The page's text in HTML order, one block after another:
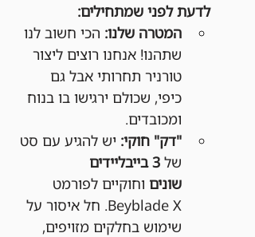
לדעת לפני שמתחילים:
המטרה שלנו: הכי חשוב לנו
שתהנו! אנחנו רוצים ליצור
טורניר תחרותי אבל גם
כיפי, שכולם ירגישו בו בנוח
ומכובדים.
"דק" חוקי: יש להגיע עם סט
של
3 בייבליידים
שונים וחוקיים לפורמט
Beyblade X. חל איסור על
שימוש בחלקים מזויפים,